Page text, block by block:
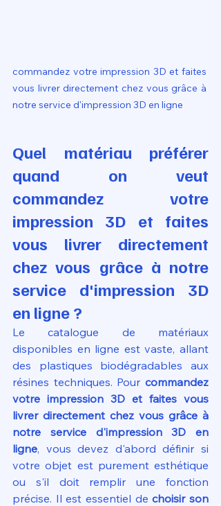
commandez votre impression 3D et faites
vous livrer directement chez vous grâce à
notre service d'impression 3D en ligne
Quel matériau préférer
quand on veut
commandez votre
impression 3D et faites
vous livrer directement
chez vous grâce à notre
service d'impression 3D
en ligne ?
Le catalogue de matériaux
disponibles en ligne est vaste, allant
des plastiques biodégradables aux
résines techniques. Pour commandez
votre impression 3D et faites vous
livrer directement chez vous grâce à
notre service d'impression 3D en
ligne, vous devez d'abord définir si
votre objet est purement esthétique
ou s'il doit remplir une fonction
précise. Il est essentiel de choisir son